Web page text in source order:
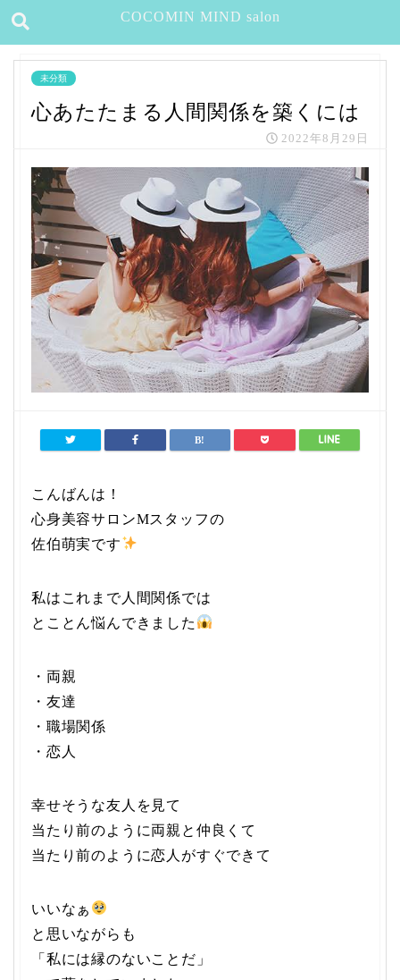
COCOMIN MIND salon
未分類
心あたたまる人間関係を築くには
2022年8月29日
こんばんは！
心身美容サロンMスタッフの
佐伯萌実です
私はこれまで人間関係では
とことん悩んできました
・両親
・友達
・職場関係
・恋人
幸せそうな友人を見て
当たり前のように両親と仲良くて
当たり前のように恋人がすぐできて
いいなぁ
と思いながらも
「私には縁のないことだ」